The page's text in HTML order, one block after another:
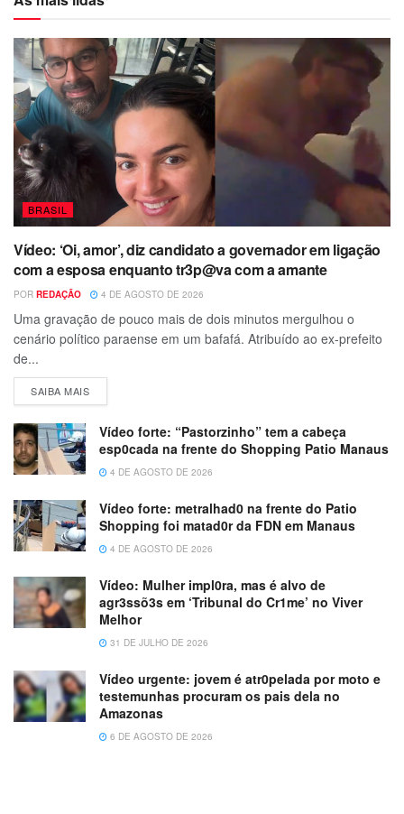
BRASIL
Vídeo: ‘Oi, amor’, diz candidato a governador em ligação
com a esposa enquanto tr3p@va com a amante
POR REDAÇÃO 4 DE AGOSTO DE 2026
Uma gravação de pouco mais de dois minutos mergulhou o
cenário político paraense em um bafafá. Atribuído ao ex-prefeito
de...
SAIBA MAIS
Vídeo forte: “Pastorzinho” tem a cabeça
esp0cada na frente do Shopping Patio Manaus
4 DE AGOSTO DE 2026
Vídeo forte: metralhad0 na frente do Patio
Shopping foi matad0r da FDN em Manaus
4 DE AGOSTO DE 2026
Vídeo: Mulher impl0ra, mas é alvo de
agr3ssõ3s em ‘Tribunal do Cr1me’ no Viver
Melhor
31 DE JULHO DE 2026
Vídeo urgente: jovem é atr0pelada por moto e
testemunhas procuram os pais dela no
Amazonas
6 DE AGOSTO DE 2026